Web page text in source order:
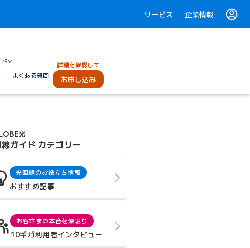
サービス 企業情報
よくある質問
詳細を確認して
お申し込み
光
ガイド カテゴリー
光回線のお役立ち情報
おすすめ記事
お客さまの本音を深堀り
10ギガ利用者インタビュー